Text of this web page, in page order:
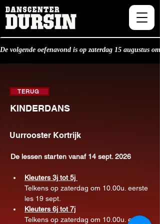
De volgende oefenavond is op zaterdag 15 augustus om
TERUG
KINDERDANS
Uurrooster Kortrijk
De lessen starten vanaf 14 sept. 2026
Kleuters 3j tot 5j
Telkens op zaterdag om 10.00u. eerste
les 19 sept.
Kleuters 6j tot 7j
Telkens op zaterdag om 10.00u. eerste